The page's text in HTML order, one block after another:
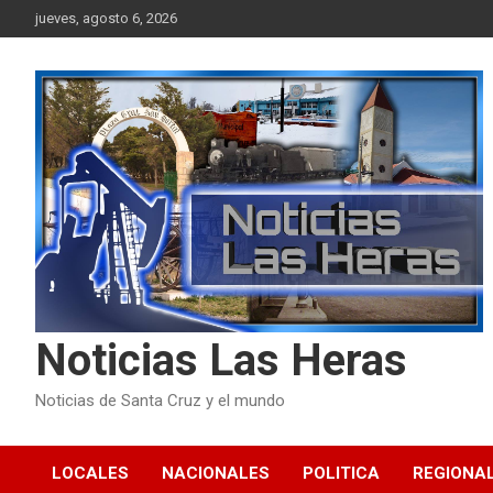
to
jueves, agosto 6, 2026
Noticias Las Heras
Noticias de Santa Cruz y el mundo
LOCALES NACIONALES POLITICA